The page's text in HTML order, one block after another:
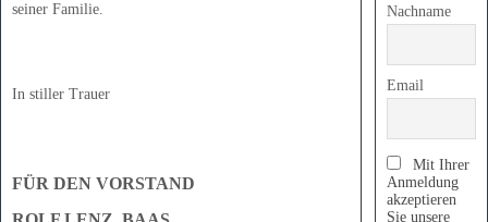
seiner Familie.
In stiller Trauer
FÜR DEN VORSTAND
Nachname
Email
Mit Ihrer
Anmeldung
akzeptieren
Sie unsere